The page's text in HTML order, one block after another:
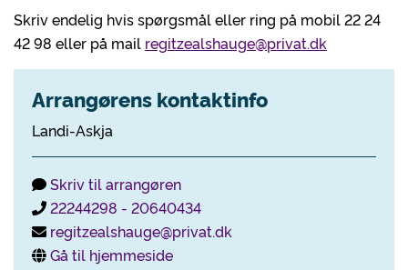
Skriv endelig hvis spørgsmål eller ring på mobil 22 24
42 98 eller på mail regitzealshauge@privat.dk
Arrangørens kontaktinfo
Landi-Askja
Skriv til arrangøren
22244298 - 20640434
regitzealshauge@privat.dk
Gå til hjemmeside